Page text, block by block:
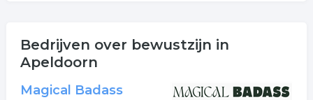
Bedrijven over bewustzijn in
Apeldoorn
Magical Badass